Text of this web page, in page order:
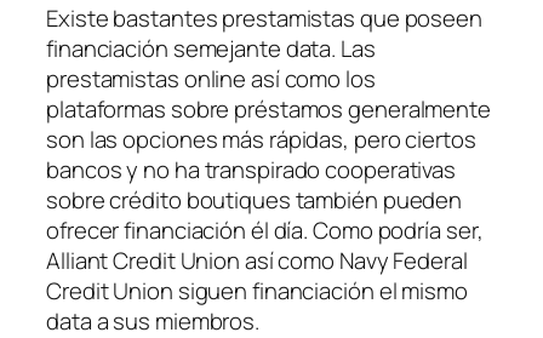
Existe bastantes prestamistas que poseen
financiación semejante data. Las
prestamistas online así­ como los
plataformas sobre préstamos generalmente
son las opciones más rápidas, pero ciertos
bancos y no ha transpirado cooperativas
sobre crédito boutiques también pueden
ofrecer financiación él día. Como podrí­a ser,
Alliant Credit Union así­ como Navy Federal
Credit Union siguen financiación el mismo
data a sus miembros.